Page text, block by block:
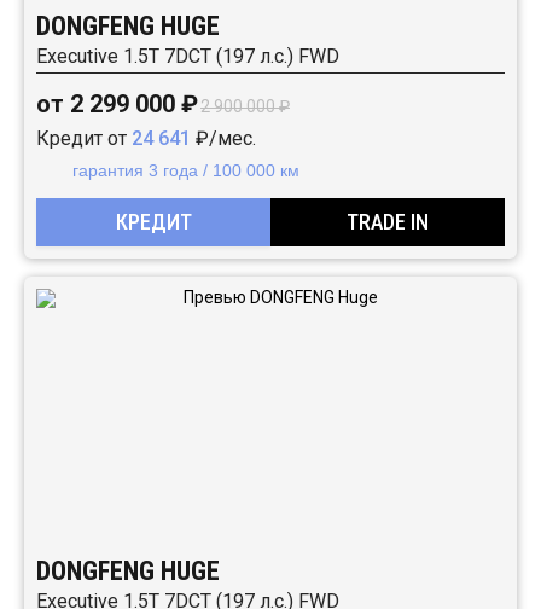
DONGFENG HUGE
Executive 1.5T 7DCT (197 л.с.) FWD
от 2 299 000 ₽2 900 000 ₽
Кредит от 24 641 ₽/мес.
гарантия 3 года / 100 000 км
КРЕДИТ TRADE IN
DONGFENG HUGE
Executive 1.5T 7DCT (197 л.с.) FWD